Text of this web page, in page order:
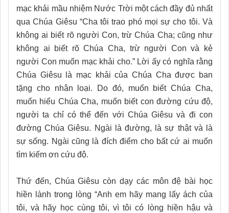
mạc khải mầu nhiệm Nước Trời một cách đầy đủ nhất
qua Chúa Giêsu “Cha tôi trao phó mọi sự cho tôi. Và
không ai biết rõ người Con, trừ Chúa Cha; cũng như
không ai biết rõ Chúa Cha, trừ người Con và kẻ
người Con muốn mạc khải cho.” Lời ấy có nghĩa rằng
Chúa Giêsu là mạc khải của Chúa Cha được ban
tặng cho nhân loại. Do đó, muốn biết Chúa Cha,
muốn hiểu Chúa Cha, muốn biết con đường cứu độ,
người ta chỉ có thể đến với Chúa Giêsu và đi con
đường Chúa Giêsu. Ngài là đường, là sự thật và là
sự sống. Ngài cũng là đích điểm cho bất cứ ai muốn
tìm kiếm ơn cứu độ.
Thứ đến, Chúa Giêsu còn dạy các môn đệ bài học
hiền lành trong lòng “Anh em hãy mang lấy ách của
tôi, và hãy học cùng tôi, vì tôi có lòng hiền hậu và